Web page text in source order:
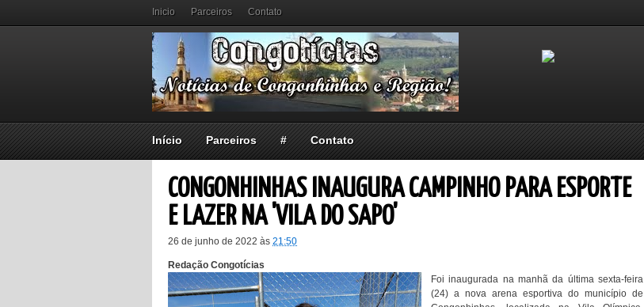
Inicio Parceiros Contato
Início Parceiros # Contato
CONGONHINHAS INAUGURA CAMPINHO PARA ESPORTE
E LAZER NA 'VILA DO SAPO'
26 de junho de 2022 às 21:50
Redação Congotícias
Foi inaugurada na manhã da última sexta-feira
(24) a nova arena esportiva do município de